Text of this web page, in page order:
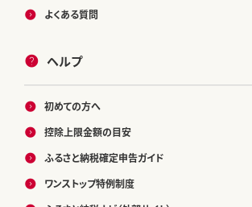
よくある質問
ヘルプ
初めての方へ
控除上限金額の目安
ふるさと納税確定申告ガイド
ワンストップ特例制度